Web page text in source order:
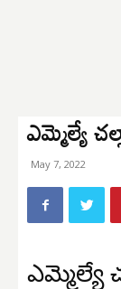
ఎమ్మెల్యే
May 7, 2022
ఎమ్మెల్యే